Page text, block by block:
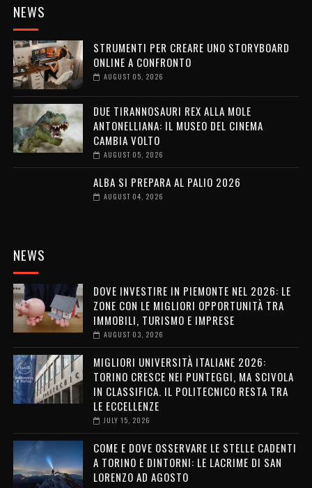
NEWS
STRUMENTI PER CREARE UNO STORYBOARD
ONLINE A CONFRONTO
AUGUST 05, 2026
DUE TIRANNOSAURI REX ALLA MOLE
ANTONELLIANA: IL MUSEO DEL CINEMA
CAMBIA VOLTO
AUGUST 05, 2026
ALBA SI PREPARA AL PALIO 2026
AUGUST 04, 2026
NEWS
DOVE INVESTIRE IN PIEMONTE NEL 2026: LE
ZONE CON LE MIGLIORI OPPORTUNITÀ TRA
IMMOBILI, TURISMO E IMPRESE
AUGUST 03, 2026
MIGLIORI UNIVERSITÀ ITALIANE 2026:
TORINO CRESCE NEI PUNTEGGI, MA SCIVOLA
IN CLASSIFICA. IL POLITECNICO RESTA TRA
LE ECCELLENZE
JULY 15, 2026
COME E DOVE OSSERVARE LE STELLE CADENTI
A TORINO E DINTORNI: LE LACRIME DI SAN
LORENZO AD AGOSTO